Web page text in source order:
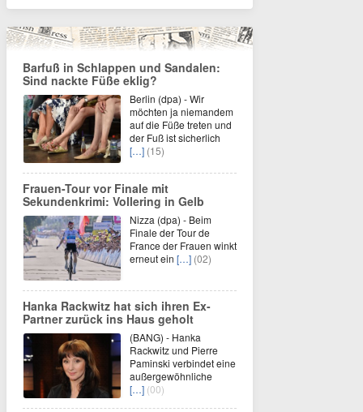
Barfuß in Schlappen und Sandalen:
Sind nackte Füße eklig?
Berlin (dpa) - Wir
möchten ja niemandem
auf die Füße treten und
der Fuß ist sicherlich
[…] (15)
Frauen-Tour vor Finale mit
Sekundenkrimi: Vollering in Gelb
Nizza (dpa) - Beim
Finale der Tour de
France der Frauen winkt
erneut ein […] (02)
Hanka Rackwitz hat sich ihren Ex-
Partner zurück ins Haus geholt
(BANG) - Hanka
Rackwitz und Pierre
Paminski verbindet eine
außergewöhnliche
[…] (00)